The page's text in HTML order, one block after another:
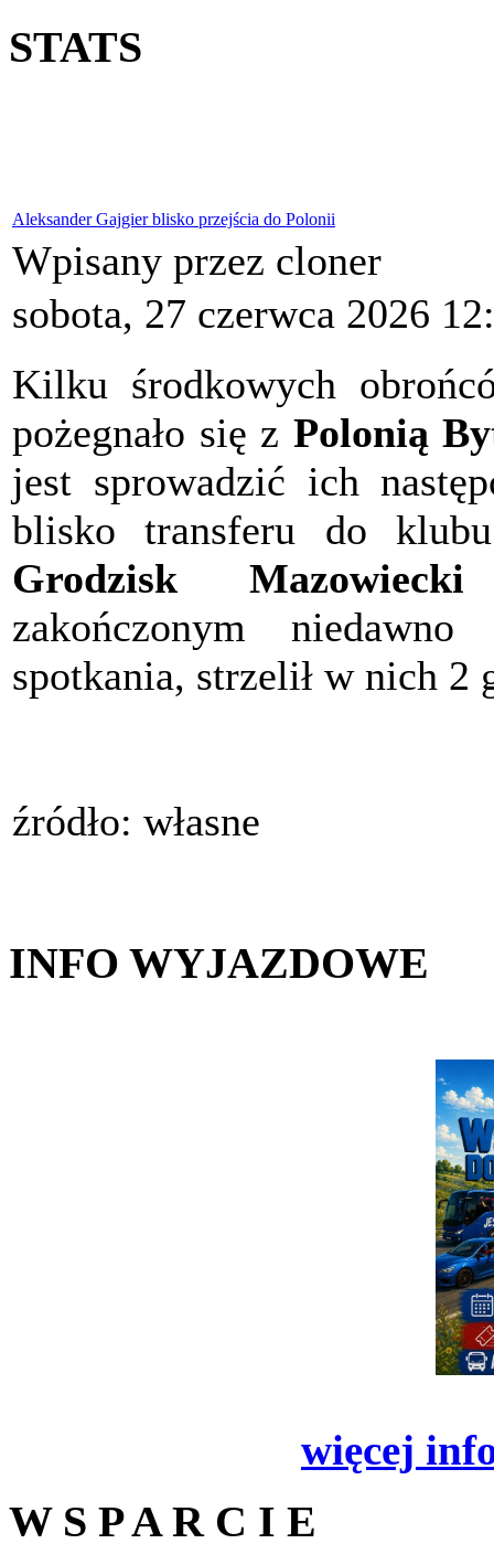
STATS
Aleksander Gajgier blisko przejścia do Polonii
Wpisany przez cloner
sobota, 27 czerwca 2026
Kilku środkowych
pożegnało się z Polonią
jest sprowadzić ich
blisko transferu do
Grodzisk
zakończonym
spotkania, strzelił w nich 2
źródło: własne
INFO WYJAZDOWE
więcej
W S P A R C I E